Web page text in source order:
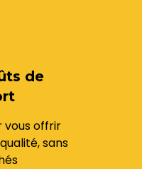
de
vous offrir
sans